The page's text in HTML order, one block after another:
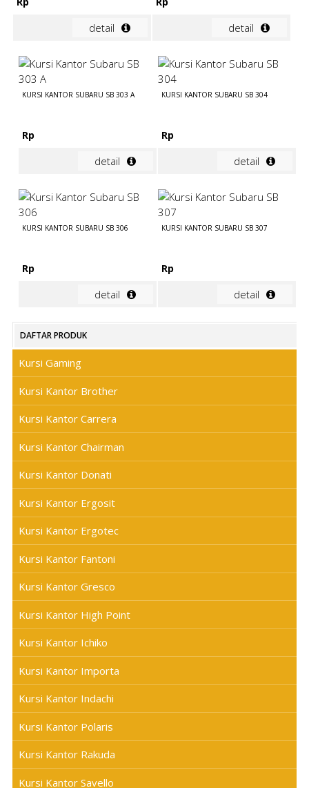
detail detail
KURSI KANTOR SUBARU SB 303 A
Rp
detail
KURSI KANTOR SUBARU SB 304
Rp
detail
KURSI KANTOR SUBARU SB 306
Rp
detail
KURSI KANTOR SUBARU SB 307
Rp
detail
DAFTAR PRODUK
Kursi Gaming
Kursi Kantor Brother
Kursi Kantor Carrera
Kursi Kantor Chairman
Kursi Kantor Donati
Kursi Kantor Ergosit
Kursi Kantor Ergotec
Kursi Kantor Fantoni
Kursi Kantor Gresco
Kursi Kantor High Point
Kursi Kantor Ichiko
Kursi Kantor Importa
Kursi Kantor Indachi
Kursi Kantor Polaris
Kursi Kantor Rakuda
Kursi Kantor Savello